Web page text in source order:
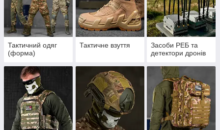
Тактичний одяг
(форма)
Тактичне взуття
Засоби РЕБ та
детектори дронів